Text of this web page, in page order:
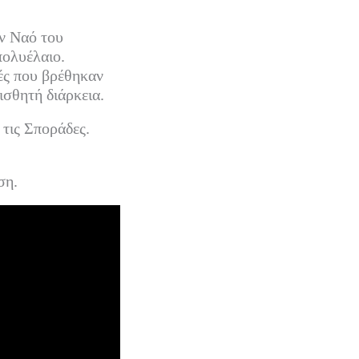
Ναό του
που βρέθηκαν
διάρκεια.
Σποράδες.